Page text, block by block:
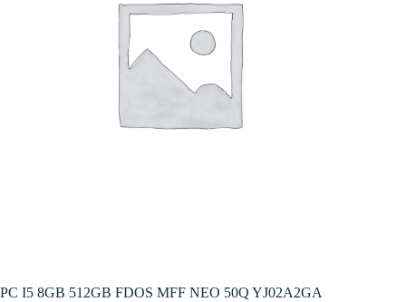
PC I5 8GB 512GB FDOS MFF NEO 50Q YJ02A2GA